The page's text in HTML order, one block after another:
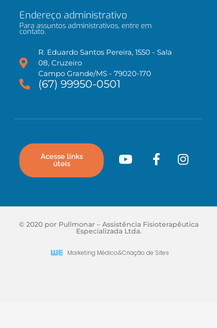
Endereço administrativo
Para assuntos administrativos, entre em
contato.
R. Eduardo Santos Pereira, 1550 - Sala
08, Cruzeiro
Campo Grande/MS - 79020-170
(67) 99950-0501
Acesse links
úteis
© 2020 por Pullmonar – Assistência Fisioterapêutica
Especializada Ltda.
Marketing Médico&Criação de Sites